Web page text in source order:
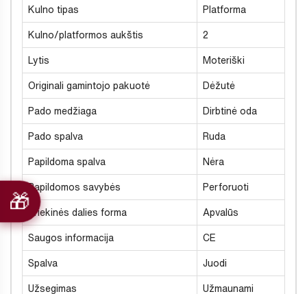
Kulno tipas Platforma
Kulno/platformos aukštis 2
Lytis Moteriški
Originali gamintojo pakuotė Dėžutė
Pado medžiaga Dirbtinė oda
Pado spalva Ruda
Papildoma spalva Nėra
Papildomos savybės Perforuoti
Priekinės dalies forma Apvalūs
Saugos informacija CE
Spalva Juodi
Užsegimas Užmaunami